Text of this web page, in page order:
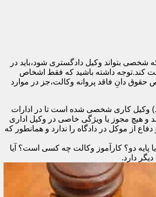
شخصی بتواند وکیل دادگستری شود،باید در
کند.توجه داشته باشید که فقط اشخاص
حقوق دانِ فاقد پروانه وکالت،جز در موارد
وکیل کاری شخصی شده است تا در ادارات
و هیچ مجوز یا ویژگی خاصی در وکیل اداری
از موکل در دادگاه را ندارد و همانطور که
پایه دو؟ کارآموز وکالت چه کسی است؟ آیا
دارد.